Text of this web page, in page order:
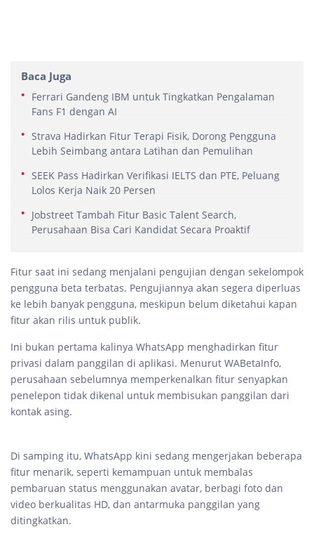
Baca Juga
Ferrari Gandeng IBM untuk Tingkatkan Pengalaman
Fans F1 dengan AI
Strava Hadirkan Fitur Terapi Fisik, Dorong Pengguna
Lebih Seimbang antara Latihan dan Pemulihan
SEEK Pass Hadirkan Verifikasi IELTS dan PTE, Peluang
Lolos Kerja Naik 20 Persen
Jobstreet Tambah Fitur Basic Talent Search,
Perusahaan Bisa Cari Kandidat Secara Proaktif
Fitur saat ini sedang menjalani pengujian dengan sekelompok
pengguna beta terbatas. Pengujiannya akan segera diperluas
ke lebih banyak pengguna, meskipun belum diketahui kapan
fitur akan rilis untuk publik.
Ini bukan pertama kalinya WhatsApp menghadirkan fitur
privasi dalam panggilan di aplikasi. Menurut WABetaInfo,
perusahaan sebelumnya memperkenalkan fitur senyapkan
penelepon tidak dikenal untuk membisukan panggilan dari
kontak asing.
Di samping itu, WhatsApp kini sedang mengerjakan beberapa
fitur menarik, seperti kemampuan untuk membalas
pembaruan status menggunakan avatar, berbagi foto dan
video berkualitas HD, dan antarmuka panggilan yang
ditingkatkan.